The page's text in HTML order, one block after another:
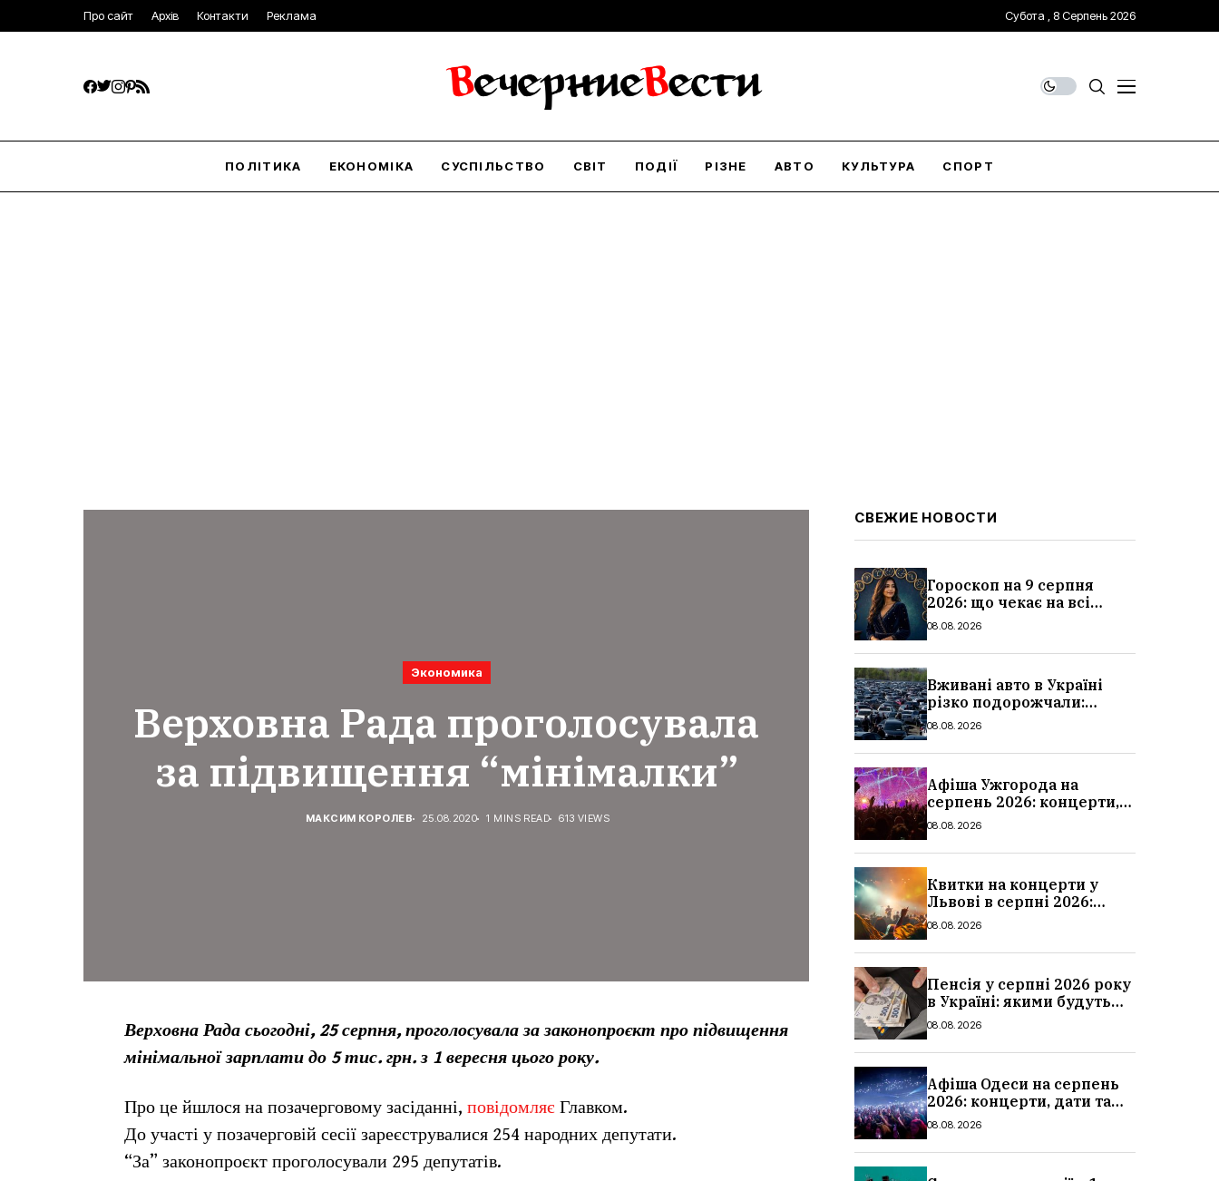
Про сайт Архів Контакти Реклама Субота , 8 Серпень 2026
ПОЛІТИКА ЕКОНОМІКА СУСПІЛЬСТВО СВІТ ПОДІЇ РІЗНЕ АВТО КУЛЬТУРА СПОРТ
Экономика
Верховна Рада проголосувала
за підвищення “мінімалки”
МАКСИМ КОРОЛЕВ 25.08.2020 1 MINS READ 613 VIEWS
Верховна Рада сьогодні, 25 серпня, проголосувала за законопроєкт про підвищення
мінімальної зарплати до 5 тис. грн. з 1 вересня цього року.
Про це йшлося на позачерговому засіданні, повідомляє Главком.
До участі у позачерговій сесії зареєструвалися 254 народних депутати.
“За” законопроєкт проголосували 295 депутатів.
СВЕЖИЕ НОВОСТИ
Гороскоп на 9 серпня
2026: що чекає на всі
знаки зодіаку
08.08.2026
Вживані авто в Україні
різко подорожчали:
причини, які машини
08.08.2026
Афіша Ужгорода на
серпень 2026: концерти,
дати та ціни
08.08.2026
Квитки на концерти у
Львові в серпні 2026:
дати, ціни та локації
08.08.2026
Пенсія у серпні 2026 року
в Україні: якими будуть
мінімальні та
суми
08.08.2026
Афіша Одеси на серпень
2026: концерти, дати та
ціни квитків
08.08.2026